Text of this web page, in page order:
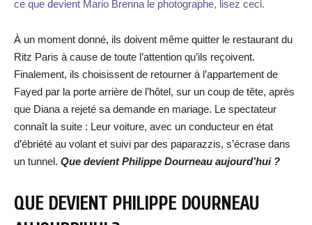
ce que devient Mario Brenna le photographe, lisez ceci.
À un moment donné, ils doivent même quitter le restaurant du
Ritz Paris à cause de toute l’attention qu’ils reçoivent.
Finalement, ils choisissent de retourner à l’appartement de
Fayed par la porte arrière de l’hôtel, sur un coup de tête, après
que Diana a rejeté sa demande en mariage. Le spectateur
connaît la suite : Leur voiture, avec un conducteur en état
d’ébriété au volant et suivi par des paparazzis, s’écrase dans
un tunnel. Que devient Philippe Dourneau aujourd’hui ?
QUE DEVIENT PHILIPPE DOURNEAU